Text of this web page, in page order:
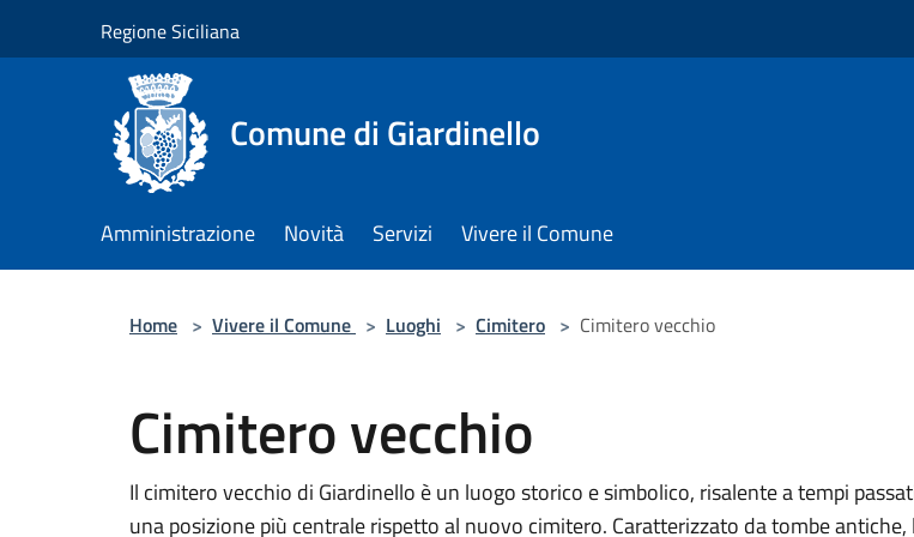
Regione Siciliana
Comune di Giardinello
Amministrazione Novità Servizi Vivere il Comune
Home > Vivere il Comune > Luoghi > Cimitero > Cimitero vecchio
Cimitero vecchio
Il cimitero vecchio di Giardinello è un luogo storico e simbolico, risalente a tempi
una posizione più centrale rispetto al nuovo cimitero. Caratterizzato da tombe antiche,